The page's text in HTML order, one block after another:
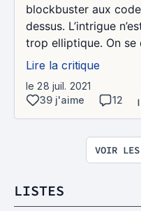
blockbuster aux
dessus. L’intrigue
trop elliptique. On se
Lire la critique
le 28 juil. 2021
39 j'aime
12
VOIR
LISTES